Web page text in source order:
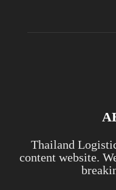
Thailand
content website.